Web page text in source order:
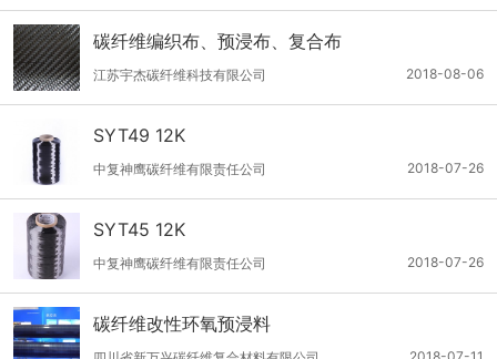
碳纤维编织布、预浸布、复合布
2018-08-06
江苏宇杰碳纤维科技有限公司
SYT49 12K
2018-07-26
中复神鹰碳纤维有限责任公司
SYT45 12K
2018-07-26
中复神鹰碳纤维有限责任公司
碳纤维改性环氧预浸料